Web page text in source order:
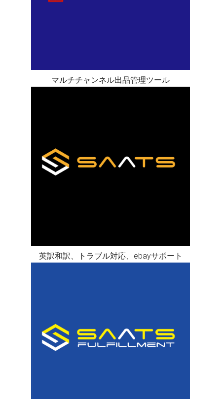
マルチチャンネル出品管理ツール
英訳和訳、トラブル対応、ebayサポート